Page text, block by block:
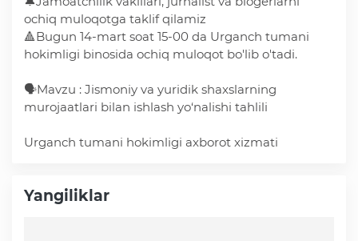
Korrupsiyaga qarshi kurash
Murojaat uchun
Korrupsiyaga qarshi kurashish bo'yicha idoraviy
ochiq muloqotga taklif qilamiz
🔺Bugun 14-mart soat 15-00 da Urganch tumani
hokimligi binosida ochiq muloqot bo'lib o'tadi.
🗣Mavzu : Jismoniy va yuridik shaxslarning
murojaatlari bilan ishlash yo‘nalishi tahlili
Urganch tumani hokimligi axborot xizmati
Yangiliklar